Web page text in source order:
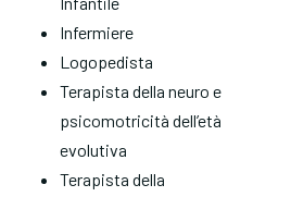
Infermiere
Logopedista
Terapista della neuro e
psicomotricità dell’età
evolutiva
Terapista della